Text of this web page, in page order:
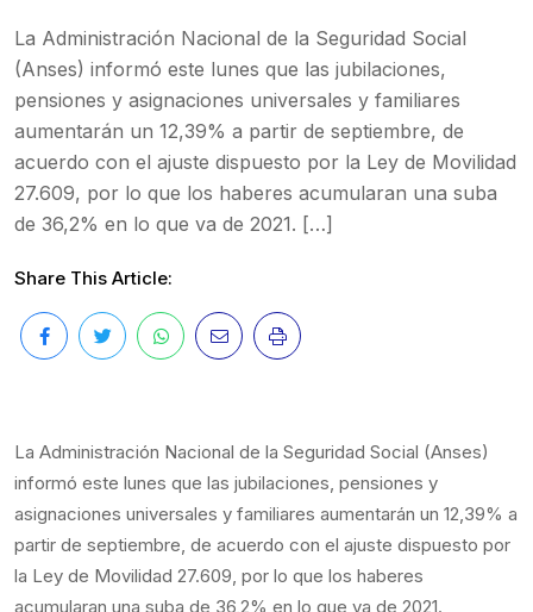
La Administración Nacional de la Seguridad Social
(Anses) informó este lunes que las jubilaciones,
pensiones y asignaciones universales y familiares
aumentarán un 12,39% a partir de septiembre, de
acuerdo con el ajuste dispuesto por la Ley de Movilidad
27.609, por lo que los haberes acumularan una suba
de 36,2% en lo que va de 2021. […]
Share This Article:
La Administración Nacional de la Seguridad Social (Anses)
informó este lunes que las jubilaciones, pensiones y
asignaciones universales y familiares aumentarán un 12,39% a
partir de septiembre, de acuerdo con el ajuste dispuesto por
la Ley de Movilidad 27.609, por lo que los haberes
acumularan una suba de 36,2% en lo que va de 2021.